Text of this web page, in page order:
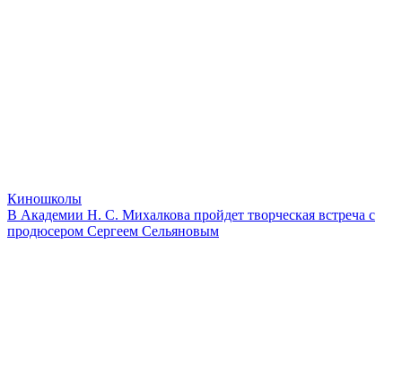
Киношколы
В Академии Н. С. Михалкова пройдет творческая встреча с
продюсером Сергеем Сельяновым